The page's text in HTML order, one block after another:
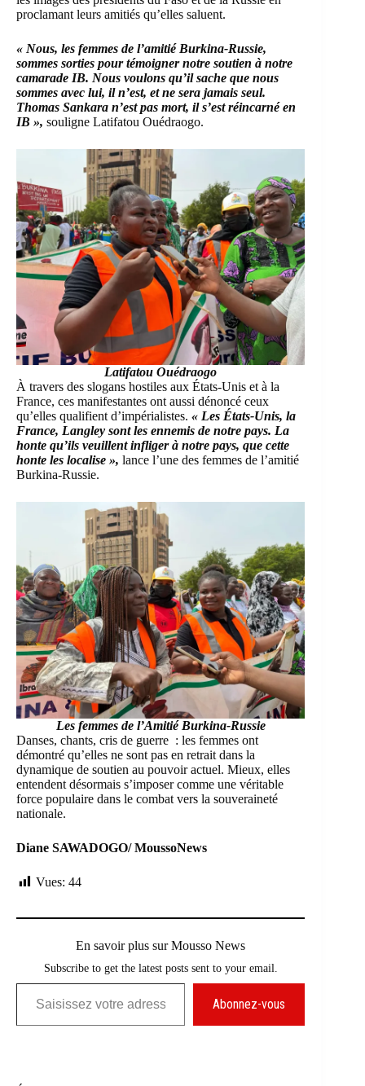
proclamant leurs amitiés qu’elles saluent.
« Nous, les femmes de l’amitié Burkina-Russie,
sommes sorties pour témoigner notre soutien à notre
camarade IB. Nous voulons qu’il sache que nous
sommes avec lui, il n’est, et ne sera jamais seul.
Thomas Sankara n’est pas mort, il s’est réincarné en
IB », souligne Latifatou Ouédraogo.
Latifatou Ouédraogo
À travers des slogans hostiles aux États-Unis et à la
France, ces manifestantes ont aussi dénoncé ceux
qu’elles qualifient d’impérialistes. « Les États-Unis, la
France, Langley sont les ennemis de notre pays. La
honte qu’ils veuillent infliger à notre pays, que cette
honte les localise », lance l’une des femmes de l’amitié
Burkina-Russie.
Les femmes de l’Amitié Burkina-Russie
Danses, chants, cris de guerre : les femmes ont
démontré qu’elles ne sont pas en retrait dans la
dynamique de soutien au pouvoir actuel. Mieux, elles
entendent désormais s’imposer comme une véritable
force populaire dans le combat vers la souveraineté
nationale.
Diane SAWADOGO/ MoussoNews
Vues: 44
En savoir plus sur Mousso News
Subscribe to get the latest posts sent to your email.
Saisissez votre adresse e-mail…
Abonnez-vous